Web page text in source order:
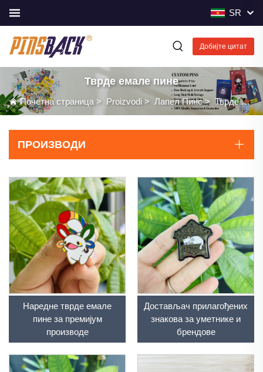
SR
Добијте цитат
Тврде емале пине
Почетна страница > Proizvodi > Лапел Пинс> Тврде емале пине
ПРОИЗВОДИ
Наредне тврде емале
пине за премијум
производе
Достављач прилагођених
знакова за уметнике и
брендове